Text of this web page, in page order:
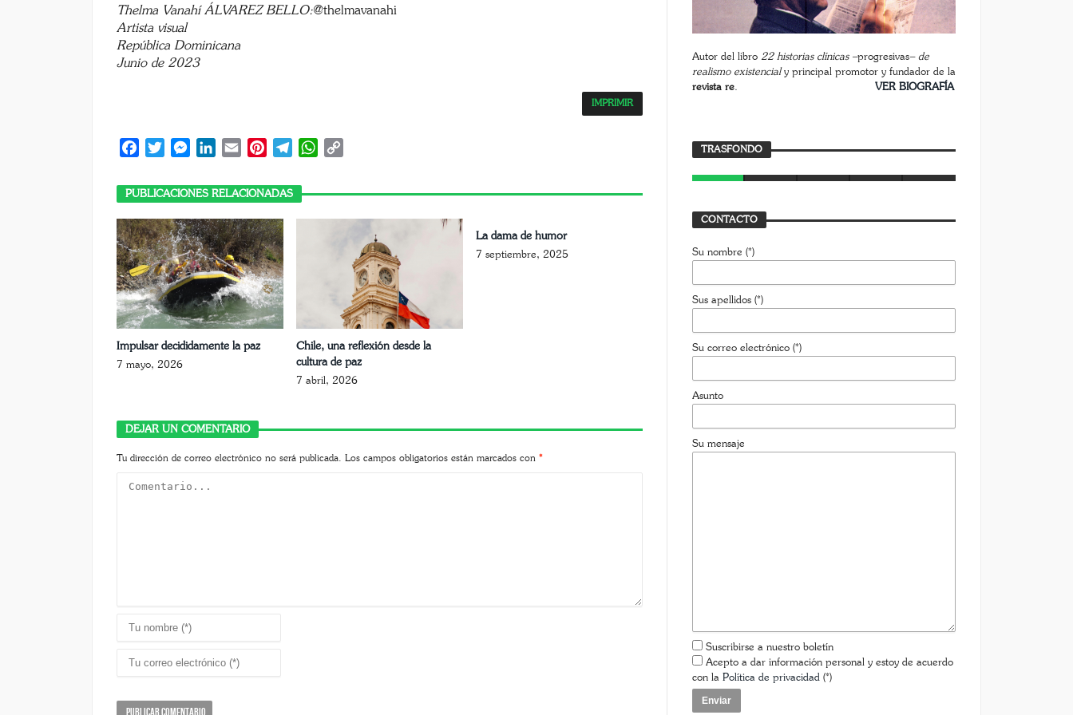
Thelma Vanahí ÁLVAREZ BELLO:@thelmavanahi
Artista visual
República Dominicana
Junio de 2023
IMPRIMIR
FacebookTwitterMessengerLinkedIn
Email PinterestTelegramWhatsApp
PUBLICACIONES RELACIONADAS
Impulsar decididamente la paz
7 mayo, 2026
Chile, una reflexión desde la
cultura de paz
7 abril, 2026
La dama de humor
7 septiembre, 2025
DEJAR UN COMENTARIO
Tu dirección de correo electrónico no será publicada. Los campos obligatorios están marcados con *
Autor del libro 22 historias clínicas –progresivas– de
realismo existencialy principal promotor y fundador de la
revista re. VER BIOGRAFÍA
TRASFONDO
JAVIER BUSTAMANTE
CONTACTO
Su nombre (*)
Sus apellidos (*)
Su correo electrónico (*)
Asunto
Su mensaje
Suscribirse a nuestro boletín
Acepto a dar información personal y estoy de acuerdo
con la Política de privacidad (*)